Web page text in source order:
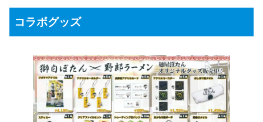
コラボグッズ